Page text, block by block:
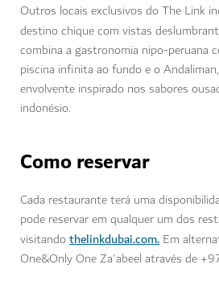
Outros locais exclusivos do The Link
destino chique com vistas
combina a gastronomia nipo-peruana
piscina infinita ao fundo e o
envolvente inspirado nos sabores
indonésio.
Como reservar
Cada restaurante terá uma
pode reservar em qualquer um dos
visitandothelinkdubai.com. Em
One&Only One Za'abeel através de